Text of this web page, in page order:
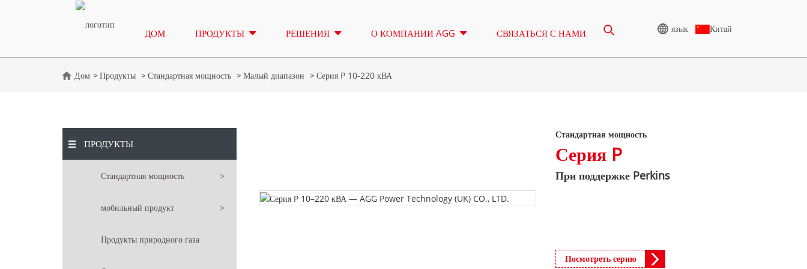
ДОМ ПРОДУКТЫ
СЕРИЯ А 165-388 КВА
СЕРИЯ CU 275-850 КВА
СЕРИЯ H 165-935 КВА
СЕРИЯ CU 825-3438 КВА
НАПРЯЖЕНИЯ
РЕШЕНИЯ О КОМПАНИИ AGG СВЯЗАТЬСЯ С НАМИ язык Китай
Дом Продукты Стандартная мощность Малый диапазон Серия P 10-220 кВА
ПРОДУКТЫ
Стандартная мощность
Серия P 825-1880 кВА
мобильный продукт
Продукты природного газа
Стандартная мощность
Серия P
При поддержке Perkins
Посмотреть серию